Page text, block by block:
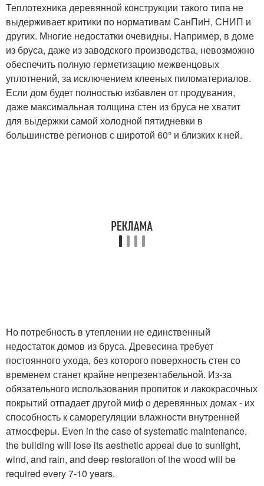
Теплотехника деревянной конструкции такого типа не
выдерживает критики по нормативам СанПиН, СНИП и
других. Многие недостатки очевидны. Например, в доме
из бруса, даже из заводского производства, невозможно
обеспечить полную герметизацию межвенцовых
уплотнений, за исключением клееных пиломатериалов.
Если дом будет полностью избавлен от продувания,
даже максимальная толщина стен из бруса не хватит
для выдержки самой холодной пятидневки в
большинстве регионов с широтой 60° и близких к ней.
Но потребность в утеплении не единственный
недостаток домов из бруса. Древесина требует
постоянного ухода, без которого поверхность стен со
временем станет крайне непрезентабельной. Из-за
обязательного использования пропиток и лакокрасочных
покрытий отпадает другой миф о деревянных домах - их
способность к саморегуляции влажности внутренней
атмосферы. Even in the case of systematic maintenance,
the building will lose its aesthetic appeal due to sunlight,
wind, and rain, and deep restoration of the wood will be
required every 7-10 years.